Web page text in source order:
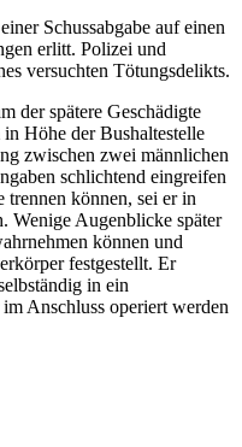
Schussabgabe auf einen
erlitt. Polizei und
versuchten Tötungsdelikts.
der spätere Geschädigte
Höhe der Bushaltestelle
zwischen zwei männlichen
schlichtend eingreifen
trennen können, sei er in
Wenige Augenblicke später
können und
festgestellt. Er
in ein
Anschluss operiert werden